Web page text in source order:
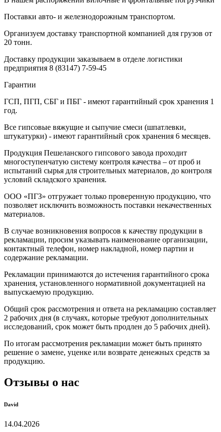
Поставки авто- и железнодорожным транспортом.
Организуем доставку транспортной компанией для грузов от
20 тонн.
Доставку продукции заказываем в отделе логистики
предприятия 8 (83147) 7-59-45
Гарантии
ГСП, ПГП, СБГ и ПБГ - имеют гарантийный срок хранения 1
год.
Все гипсовые вяжущие и сыпучие смеси (шпатлевки,
штукатурки) - имеют гарантийный срок хранения 6 месяцев.
Продукция Пешеланского гипсового завода проходит
многоступенчатую систему контроля качества – от проб и
испытаний сырья для строительных материалов, до контроля
условий складского хранения.
ООО «ПГЗ» отгружает только проверенную продукцию, что
позволяет исключить возможность поставки некачественных
материалов.
В случае возникновения вопросов к качеству продукции в
рекламации, просим указывать наименование организации,
контактный телефон, номер накладной, номер партии и
содержание рекламации.
Рекламации принимаются до истечения гарантийного срока
хранения, установленного нормативной документацией на
выпускаемую продукцию.
Общий срок рассмотрения и ответа на рекламацию составляет
2 рабочих дня (в случаях, которые требуют дополнительных
исследований, срок может быть продлен до 5 рабочих дней).
По итогам рассмотрения рекламации может быть принято
решение о замене, уценке или возврате денежных средств за
продукцию.
Отзывы о нас
David
14.04.2026